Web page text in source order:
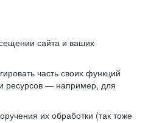
сайта и ваших
часть своих функций
ресурсов — например, для
их обработки (так тоже